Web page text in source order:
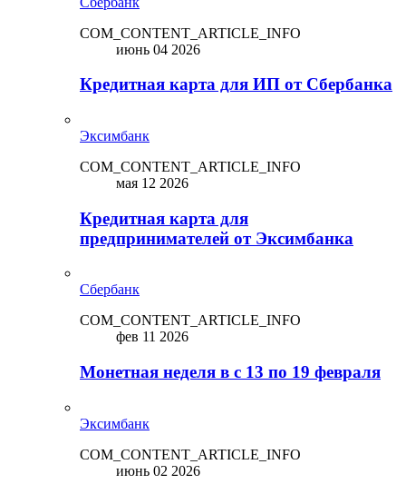
COM_CONTENT_ARTICLE_INFO
июнь 04 2026
Кредитная карта для ИП от Сбербанка
Эксимбанк
COM_CONTENT_ARTICLE_INFO
мая 12 2026
Кредитная карта для
предпринимателей от Эксимбанка
Сбербанк
COM_CONTENT_ARTICLE_INFO
фев 11 2026
Монетная неделя в с 13 по 19 февраля
Эксимбанк
COM_CONTENT_ARTICLE_INFO
июнь 02 2026